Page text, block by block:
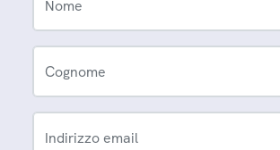
Nome
Cognome
Indirizzo email